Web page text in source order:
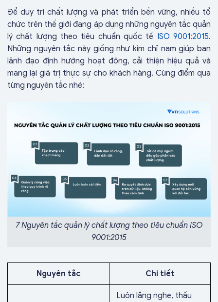
Để duy trì chất lượng và phát triển bền vững, nhiều tổ
chức trên thế giới đang áp dụng những nguyên tắc quản
lý chất lượng theo tiêu chuẩn quốc tế ISO 9001:2015.
Những nguyên tắc này giống như kim chỉ nam giúp ban
lãnh đạo định hướng hoạt động, cải thiện hiệu quả và
mang lại giá trị thực sự cho khách hàng. Cùng điểm qua
từng nguyên tắc nhé:
7 Nguyên tắc quản lý chất lượng theo tiêu chuẩn ISO
9001:2015
Nguyên tắc Chi tiết
Luôn lắng nghe, thấu